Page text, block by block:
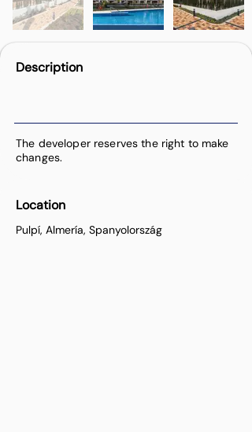
Description
The developer reserves the right to make
changes.
Location
Pulpí, Almería, Spanyolország